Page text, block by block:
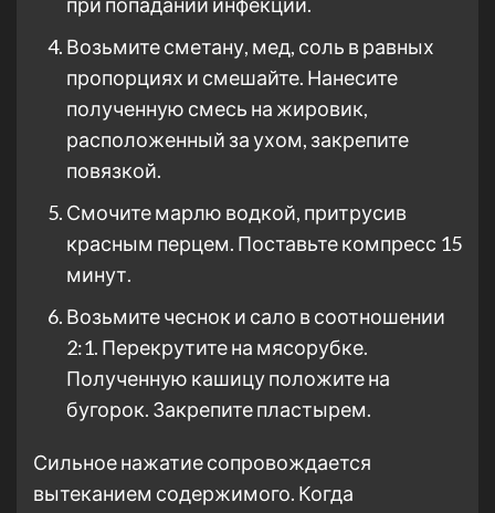
Возьмите сметану, мед, соль в равных
пропорциях и смешайте. Нанесите
полученную смесь на жировик,
расположенный за ухом, закрепите
повязкой.
Смочите марлю водкой, притрусив
красным перцем. Поставьте компресс 15
минут.
Возьмите чеснок и сало в соотношении
2:1. Перекрутите на мясорубке.
Полученную кашицу положите на
бугорок. Закрепите пластырем.
Сильное нажатие сопровождается
вытеканием содержимого. Когда